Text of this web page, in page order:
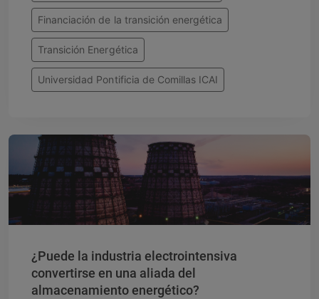
Financiación de la transición energética
Transición Energética
Universidad Pontificia de Comillas ICAI
¿Puede la industria electrointensiva
convertirse en una aliada del
almacenamiento energético?